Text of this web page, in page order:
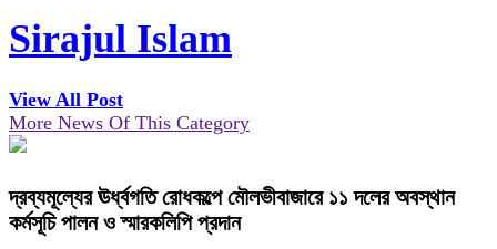
Sirajul Islam
View All Post
More News Of This Category
দ্রব্যমূল্যের ঊর্ধ্বগতি রোধকল্পে মৌলভীবাজারে ১১ দলের অবস্থান
কর্মসূচি পালন ও স্মারকলিপি প্রদান